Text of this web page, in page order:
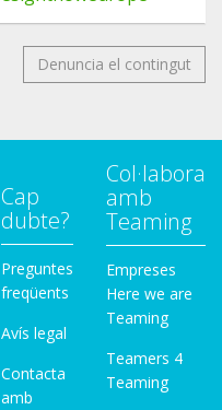
Denuncia el contingut
Cap
dubte?
Preguntes
freqüents
Avís legal
Contacta
amb
Col·labora
amb
Teaming
Empreses
Here we are
Teaming
Teamers 4
Teaming